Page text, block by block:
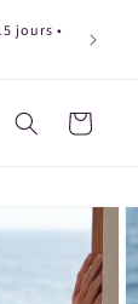
jours •
Panier